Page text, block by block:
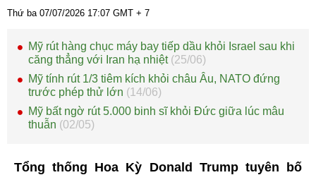
Thứ ba 07/07/2026 17:07 GMT + 7
Mỹ rút hàng chục máy bay tiếp dầu khỏi Israel sau khi
căng thẳng với Iran hạ nhiệt (25/06)
Mỹ tính rút 1/3 tiêm kích khỏi châu Âu, NATO đứng
trước phép thử lớn (14/06)
Mỹ bất ngờ rút 5.000 binh sĩ khỏi Đức giữa lúc mâu
thuẫn (02/05)
Tổng thống Hoa Kỳ Donald Trump tuyên bố